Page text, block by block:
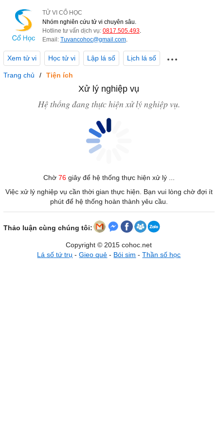
TỬ VI CỔ HỌC
Nhóm nghiên cứu tử vi chuyên sâu.
Hotline tư vấn dịch vụ: 0817.505.493.
Email: Tuvancohoc@gmail.com.
Xem tử vi Học tử vi Lập lá số Lịch lá số
Trang chủ Tiện ích
Xử lý nghiệp vụ
Hệ thống đang thực hiện xử lý nghiệp vụ.
Chờ 76giây để hệ thống thực hiện xử lý ...
Việc xử lý nghiệp vụ cần thời gian thực hiện. Bạn vui lòng chờ đợi ít
phút để hệ thống hoàn thành yêu cầu.
Thảo luận cùng chúng tôi:
Copyright © 2015 cohoc.net
Lá số tứ trụ -Gieo quẻ - Bói sim -Thần số học